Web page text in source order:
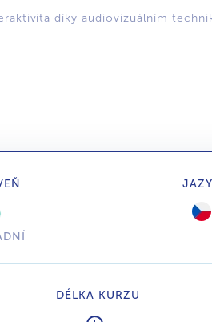
díky audiovizuálním
DÉLKA KURZU